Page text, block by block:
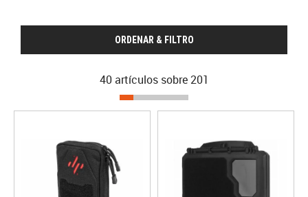
ORDENAR & FILTRO
40 artículos sobre 201